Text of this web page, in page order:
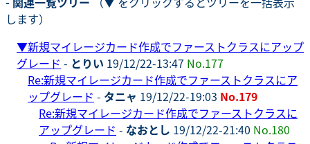
します）
▼新規マイレージカード作成でファーストクラスにアップ
グレード - とりい 19/12/22-13:47 No.177
Re:新規マイレージカード作成でファーストクラスにア
ップグレード - タニャ 19/12/22-19:03 No.179
Re:新規マイレージカード作成でファーストクラスに
アップグレード - なおとし 19/12/22-21:40 No.180